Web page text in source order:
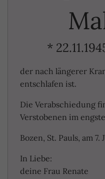
*
der nach längerer
entschlafen ist.
Die Verabschiedung
Verstobenen im
Bozen, St. Pauls, am 7.
In Liebe:
deine Frau Renate